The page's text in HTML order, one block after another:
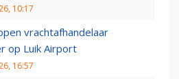
10:17
vrachtafhandelaar
op Luik Airport
16:57